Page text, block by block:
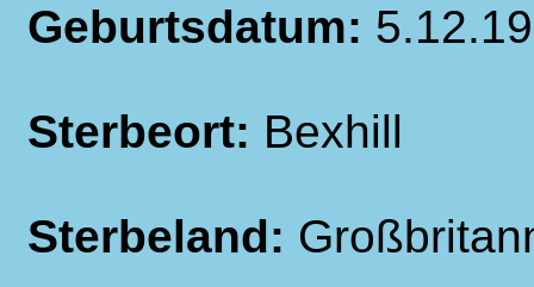
Geburtsdatum:
Sterbeort: Bexhill
Sterbeland: